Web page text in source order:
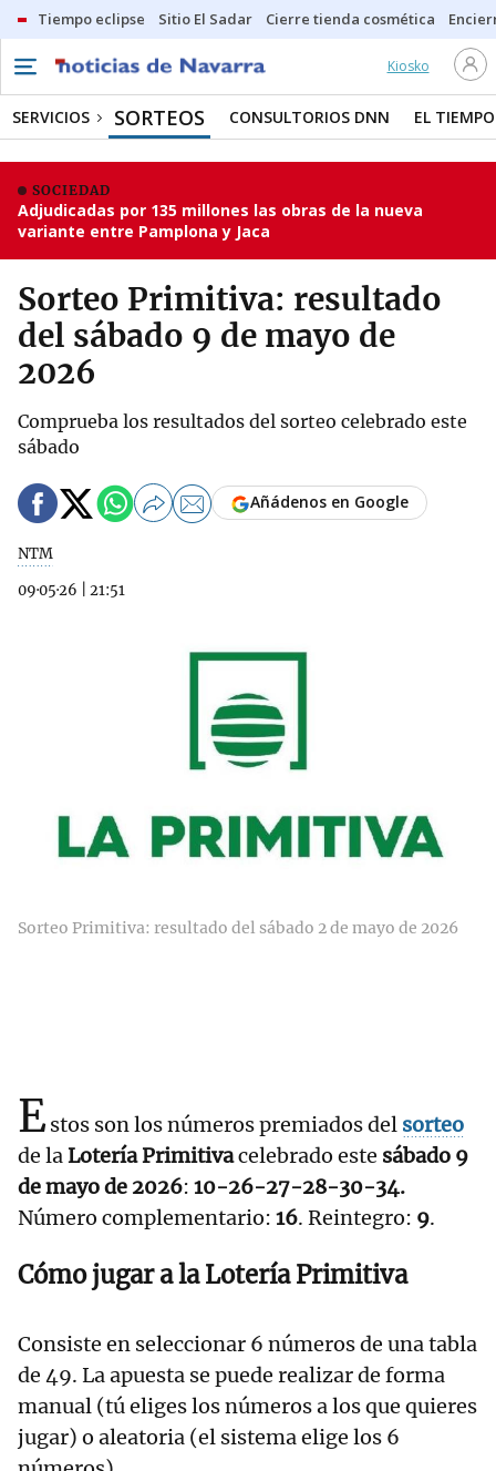
Tiempo eclipse Sitio El Sadar Cierre tienda cosmética
Kiosko
SERVICIOS SORTEOS CONSULTORIOS DNN EL TIEMPO
SOCIEDAD
Adjudicadas por 135 millones las obras de la nueva
variante entre Pamplona y Jaca
Sorteo Primitiva: resultado
del sábado 9 de mayo de
2026
Comprueba los resultados del sorteo celebrado este
sábado
NTM
09·05·26
21:51
Añádenos en Google
Sorteo Primitiva: resultado del sábado 2 de mayo de 2026
Estos son los números premiados del sorteo
de laLotería Primitivacelebrado este sábado 9
de mayo de 2026: 10-26-27-28-30-34.
Número complementario: 16. Reintegro: 9.
Cómo jugar a la Lotería Primitiva
Consiste en seleccionar 6 números de una tabla
de 49. La apuesta se puede realizar de forma
manual (tú eliges los números a los que quieres
jugar) o aleatoria (el sistema elige los 6